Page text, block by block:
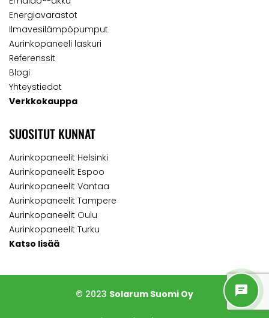
Energiavarastot
Ilmavesilämpöpumput
Aurinkopaneeli laskuri
Referenssit
Blogi
Yhteystiedot
Verkkokauppa
SUOSITUT KUNNAT
Aurinkopaneelit Helsinki
Aurinkopaneelit Espoo
Aurinkopaneelit Vantaa
Aurinkopaneelit Tampere
Aurinkopaneelit Oulu
Aurinkopaneelit Turku
Katso lisää
© 2023 Solarum Suomi Oy